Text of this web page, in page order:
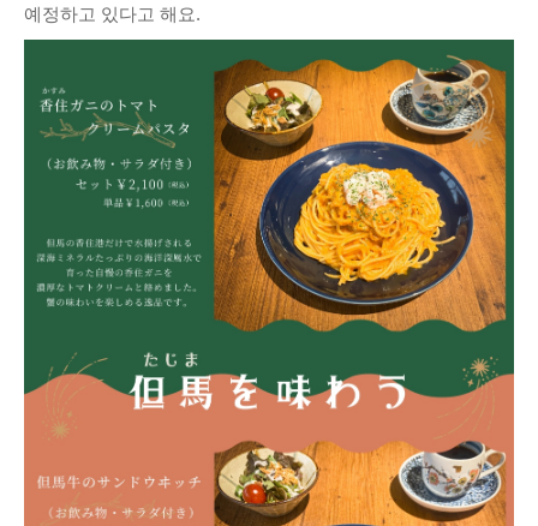
예정하고 있다고 해요.